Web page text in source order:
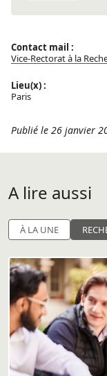
Contact mail :
Vice-Rectorat à la
Lieu(x) :
Paris
Publié le 26 janvier
A lire aussi
À LA UNE